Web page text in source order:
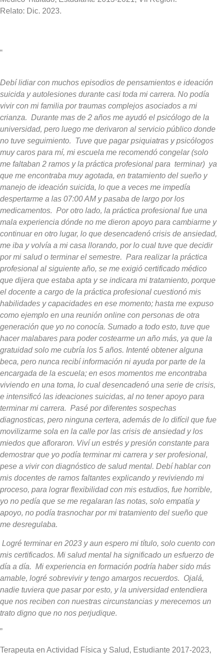
Relato: Dic. 2023.
“
Debí lidiar con muchos episodios de pensamientos e ideación
suicida y autolesiones durante casi toda mi carrera. No podía
vivir con mi familia por traumas complejos asociados a mi
crianza. Durante mas de 2 años me ayudó el psicólogo de la
universidad, pero luego me derivaron al servicio público donde
no tuve seguimiento. Tuve que pagar psiquiatras y psicólogos
muy caros para mí, mi escuela me recomendó congelar (solo
me faltaban 2 ramos y la práctica profesional para terminar) ya
que me encontraba muy agotada, en tratamiento del sueño y
manejo de ideación suicida, lo que a veces me impedía
despertarme a las 07:00 AM y pasaba de largo por los
medicamentos. Por otro lado, la práctica profesional fue una
mala experiencia dónde no me dieron apoyo para cambiarme y
continuar en otro lugar, lo que desencadenó crisis de ansiedad,
me iba y volvía a mi casa llorando, por lo cual tuve que decidir
por mi salud o terminar el semestre. Para realizar la práctica
profesional al siguiente año, se me exigió certificado médico
que dijera que estaba apta y se indicara mi tratamiento, porque
el docente a cargo de la práctica profesional cuestionó mis
habilidades y capacidades en ese momento; hasta me expuso
como ejemplo en una reunión online con personas de otra
generación que yo no conocía. Sumado a todo esto, tuve que
hacer malabares para poder costearme un año más, ya que la
gratuidad solo me cubría los 5 años. Intenté obtener alguna
beca, pero nunca recibí información ni ayuda por parte de la
encargada de la escuela; en esos momentos me encontraba
viviendo en una toma, lo cual desencadenó una serie de crisis,
e intensificó las ideaciones suicidas, al no tener apoyo para
terminar mi carrera. Pasé por diferentes sospechas
diagnosticas, pero ninguna certera, además de lo difícil que fue
movilizarme sola en la calle por las crisis de ansiedad y los
miedos que afloraron. Viví un estrés y presión constante para
demostrar que yo podía terminar mi carrera y ser profesional,
pese a vivir con diagnóstico de salud mental. Debí hablar con
mis docentes de ramos faltantes explicando y reviviendo mi
proceso, para lograr flexibilidad con mis estudios, fue horrible,
yo no pedía que se me regalaran las notas, solo empatía y
apoyo, no podía trasnochar por mi tratamiento del sueño que
me desregulaba.
Logré terminar en 2023 y aun espero mi título, solo cuento con
mis certificados. Mi salud mental ha significado un esfuerzo de
día a día. Mi experiencia en formación podría haber sido más
amable, logré sobrevivir y tengo amargos recuerdos. Ojalá,
nadie tuviera que pasar por esto, y la universidad entendiera
que nos reciben con nuestras circunstancias y merecemos un
trato digno que no nos perjudique.
”
Terapeuta en Actividad Física y Salud, Estudiante 2017-2023,